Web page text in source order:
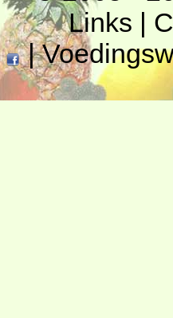
Links |
|